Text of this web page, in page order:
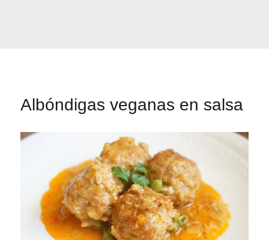
Albóndigas veganas en salsa